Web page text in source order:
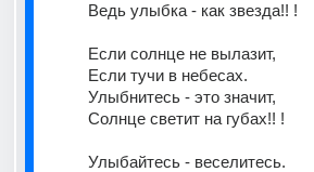
Ведь улыбка - как звезда!! !
Если солнце не вылазит,
Если тучи в небесах.
Улыбнитесь - это значит,
Солнце светит на губах!! !
Улыбайтесь - веселитесь.